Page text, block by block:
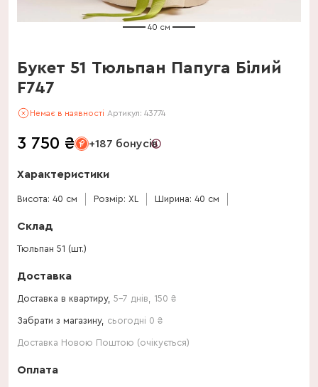
40 см
Букет 51 Тюльпан Папуга Білий
F747
Немає в наявності Артикул: 43774
3 750 ₴ +187 бонусів
Характеристики
Висота: 40 см Розмір: XL Ширина: 40 см
Склад
Тюльпан 51 (шт.)
Доставка
Доставка в квартиру, 5-7 днів 150 ₴
Забрати з магазину, сьогодні 0 ₴
Доставка Новою Поштою (очікується)
Оплата